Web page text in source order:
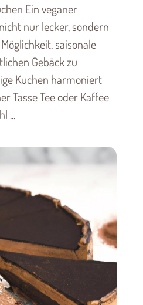
Ein veganer
nur lecker, sondern
saisonale
Gebäck zu
Kuchen harmoniert
Tasse Tee oder Kaffee
...